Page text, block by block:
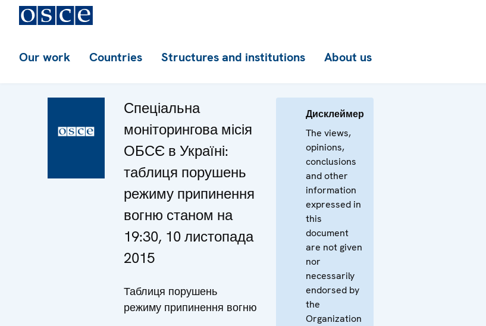
Our work Countries Structures and institutions About us
Спеціальна
моніторингова місія
ОБСЄ в Україні:
таблиця порушень
режиму припинення
вогню станом на
19:30, 10 листопада
2015
Таблиця порушень
режиму припинення вогню
Дисклеймер
The views,
opinions,
conclusions
and other
information
expressed in
this
document
are not given
nor
necessarily
endorsed by
the
Organization